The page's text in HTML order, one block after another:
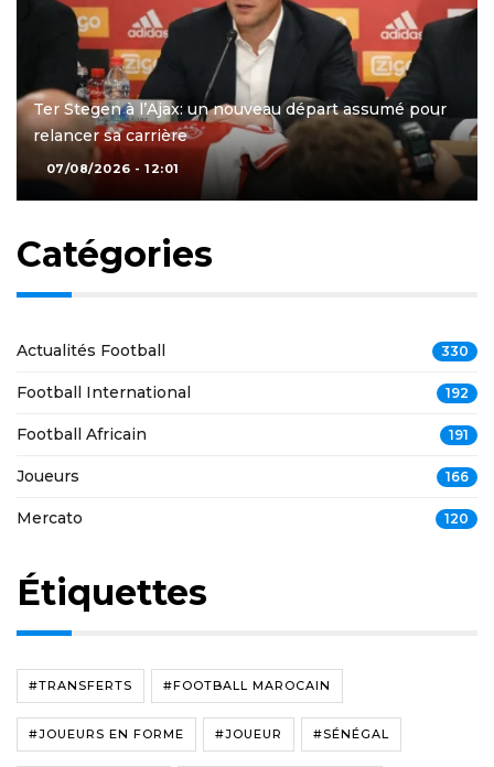
Ter Stegen à l’Ajax: un nouveau départ assumé pour
relancer sa carrière
07/08/2026 - 12:01
Catégories
Actualités Football 330
Football International 192
Football Africain 191
Joueurs 166
Mercato 120
Étiquettes
#TRANSFERTS #FOOTBALL MAROCAIN
#JOUEURS EN FORME #JOUEUR #SÉNÉGAL